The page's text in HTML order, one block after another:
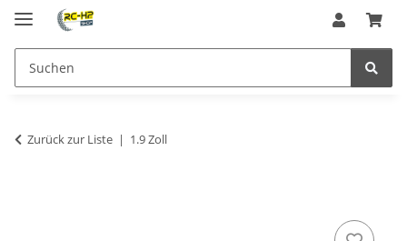
Zurück zur Liste 1.9 Zoll